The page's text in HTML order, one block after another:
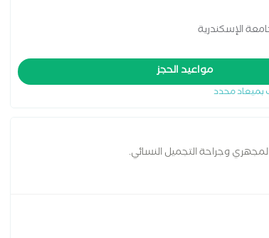
الإسكندرية
مواعيد الحجز
محدد
وجراحة التجميل النسائي.